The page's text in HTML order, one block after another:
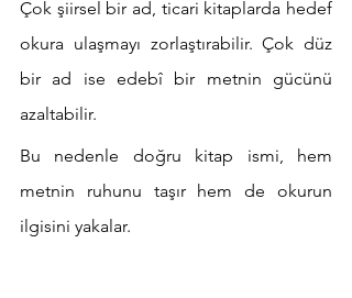
Çok şiirsel bir ad, ticari kitaplarda hedef
okura ulaşmayı zorlaştırabilir. Çok düz
bir ad ise edebî bir metnin gücünü
azaltabilir.
Bu nedenle doğru kitap ismi, hem
metnin ruhunu taşır hem de okurun
ilgisini yakalar.